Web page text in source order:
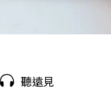
聽遠見